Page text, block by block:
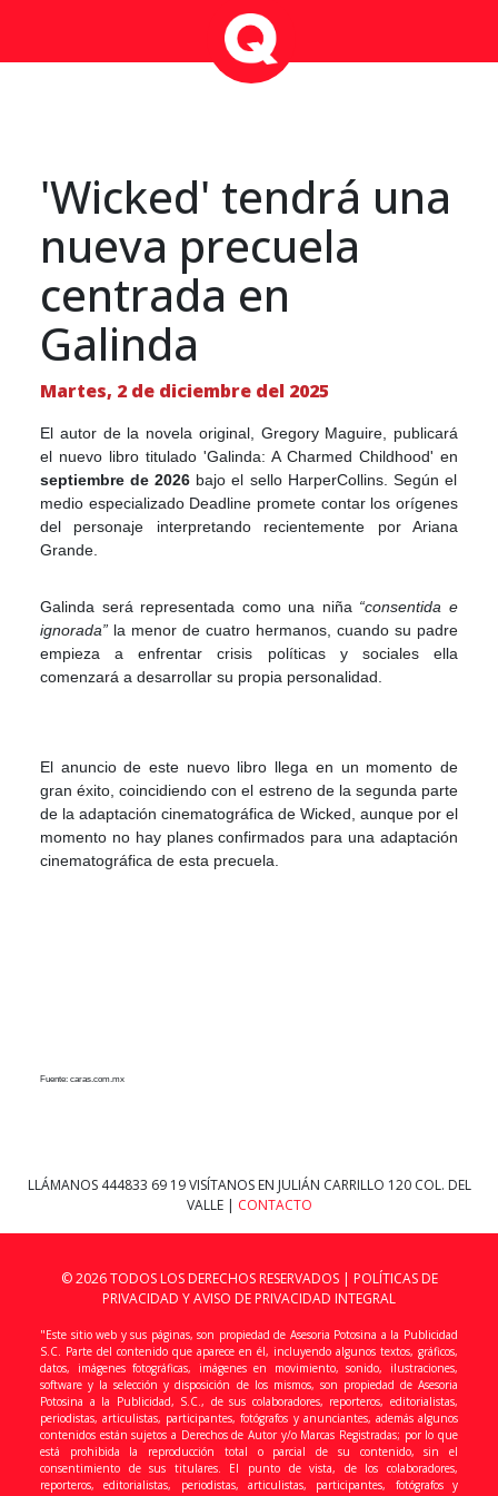
'Wicked' tendrá una
nueva precuela
centrada en
Galinda
Martes, 2 de diciembre del 2025
El autor de la novela original, Gregory Maguire, publicará
el nuevo libro titulado 'Galinda: A Charmed Childhood' en
septiembre de 2026 bajo el sello HarperCollins. Según el
medio especializado Deadline promete contar los orígenes
del personaje interpretando recientemente por Ariana
Grande.
Galinda será representada como una niña “consentida e
ignorada” la menor de cuatro hermanos, cuando su padre
empieza a enfrentar crisis políticas y sociales ella
comenzará a desarrollar su propia personalidad.
El anuncio de este nuevo libro llega en un momento de
gran éxito, coincidiendo con el estreno de la segunda parte
de la adaptación cinematográfica de Wicked, aunque por el
momento no hay planes confirmados para una adaptación
cinematográfica de esta precuela.
Fuente: caras.com.mx
LLÁMANOS 444833 69 19VISÍTANOS EN JULIÁN CARRILLO 120 COL. DEL
VALLE | CONTACTO
© 2026 TODOS LOS DERECHOS RESERVADOS | POLÍTICAS DE
PRIVACIDAD Y AVISO DE PRIVACIDAD INTEGRAL
"Este sitio web y sus páginas, son propiedad de Asesoria Potosina a la Publicidad
S.C. Parte del contenido que aparece en él, incluyendo algunos textos, gráficos,
datos, imágenes fotográficas, imágenes en movimiento, sonido, ilustraciones,
software y la selección y disposición de los mismos, son propiedad de Asesoria
Potosina a la Publicidad, S.C., de sus colaboradores, reporteros, editorialistas,
periodistas, articulistas, participantes, fotógrafos y anunciantes, además algunos
contenidos están sujetos a Derechos de Autor y/o Marcas Registradas; por lo que
está prohibida la reproducción total o parcial de su contenido, sin el
consentimiento de sus titulares. El punto de vista, de los colaboradores,
reporteros, editorialistas, periodistas, articulistas, participantes, fotógrafos y